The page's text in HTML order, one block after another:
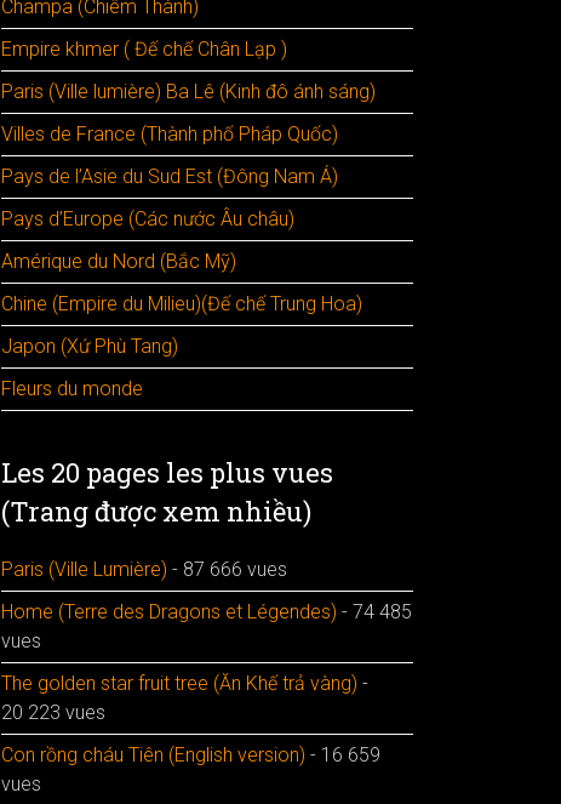
Champa (Chiêm Thành)
Empire khmer ( Đế chế Chân Lạp )
Paris (Ville lumière) Ba Lê (Kinh đô ánh sáng)
Villes de France (Thành phố Pháp Quốc)
Pays de l’Asie du Sud Est (Đông Nam Á)
Pays d’Europe (Các nước Âu châu)
Amérique du Nord (Bắc Mỹ)
Chine (Empire du Milieu)(Đế chế Trung Hoa)
Japon (Xứ Phù Tang)
Fleurs du monde
Les 20 pages les plus vues
(Trang được xem nhiều)
Paris (Ville Lumière) - 87 666 vues
Home (Terre des Dragons et Légendes) - 74 485
vues
The golden star fruit tree (Ăn Khế trả vàng) -
20 223 vues
Con rồng cháu Tiên (English version) - 16 659
vues